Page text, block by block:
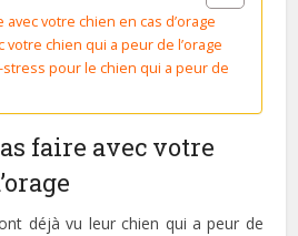
votre chien en cas d’orage
votre chien qui a peur de l’orage
pour le chien qui a peur de
faire avec votre
déjà vu leur chien qui a peur de